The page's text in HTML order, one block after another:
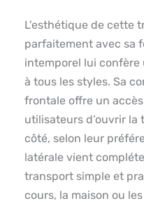
L’esthétique de cette
parfaitement avec sa
intemporel lui
à tous les styles. Sa
frontale offre un
utilisateurs d’ouvrir la
côté, selon leur
latérale vient
transport simple et
cours, la maison ou